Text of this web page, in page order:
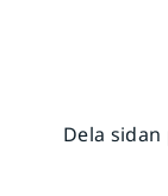
Dela sidan